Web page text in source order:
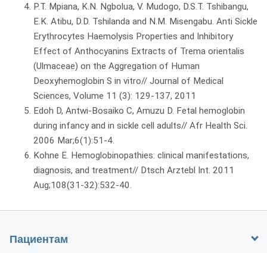
P.T. Mpiana, K.N. Ngbolua, V. Mudogo, D.S.T. Tshibangu,
E.K. Atibu, D.D. Tshilanda and N.M. Misengabu. Anti Sickle
Erythrocytes Haemolysis Properties and Inhibitory
Effect of Anthocyanins Extracts of Trema orientalis
(Ulmaceae) on the Aggregation of Human
Deoxyhemoglobin S in vitro// Journal of Medical
Sciences, Volume 11 (3): 129-137, 2011
Edoh D, Antwi-Bosaiko C, Amuzu D. Fetal hemoglobin
during infancy and in sickle cell adults// Afr Health Sci.
2006 Mar;6(1):51-4.
Kohne E. Hemoglobinopathies: clinical manifestations,
diagnosis, and treatment// Dtsch Arztebl Int. 2011
Aug;108(31-32):532-40.
Пациентам